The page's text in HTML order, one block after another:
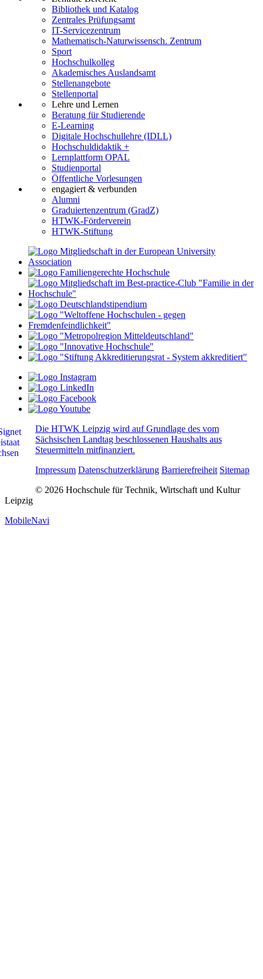
Bibliothek und Katalog
Zentrales Prüfungsamt
IT-Servicezentrum
Mathematisch-Naturwissensch. Zentrum
Sport
Hochschulkolleg
Akademisches Auslandsamt
Stellenangebote
Stellenportal
Lehre und Lernen
Beratung für Studierende
E-Learning
Digitale Hochschullehre (IDLL)
Hochschuldidaktik +
Lernplattform OPAL
Studienportal
Öffentliche Vorlesungen
engagiert & verbunden
Alumni
Graduiertenzentrum (GradZ)
HTWK-Förderverein
HTWK-Stiftung
Die HTWK Leipzig wird auf Grundlage des vom
Sächsischen Landtag beschlossenen Haushalts aus
Steuermitteln mitfinanziert.
Impressum Datenschutzerklärung Barrierefreiheit Sitemap
© 2026 Hochschule für Technik, Wirtschaft und Kultur
Leipzig
MobileNavi